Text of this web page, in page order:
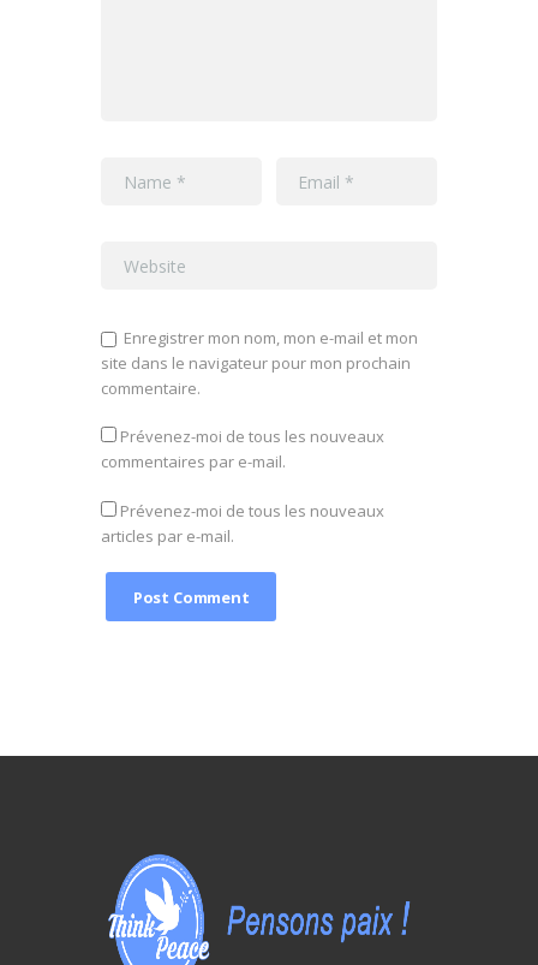
Enregistrer mon nom, mon e-mail et mon
site dans le navigateur pour mon prochain
commentaire.
Prévenez-moi de tous les nouveaux
commentaires par e-mail.
Prévenez-moi de tous les nouveaux
articles par e-mail.